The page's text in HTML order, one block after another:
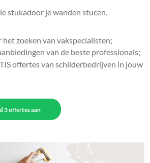
stukadoor je wanden stucen.
het zoeken van vakspecialisten;
van de beste professionals;
offertes van schilderbedrijven in jouw
3 offertes aan